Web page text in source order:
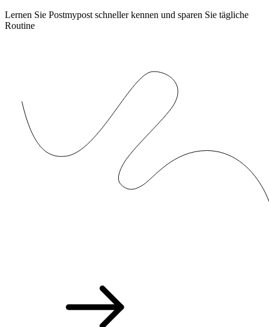
Lernen Sie Postmypost schneller kennen und sparen Sie tägliche
Routine